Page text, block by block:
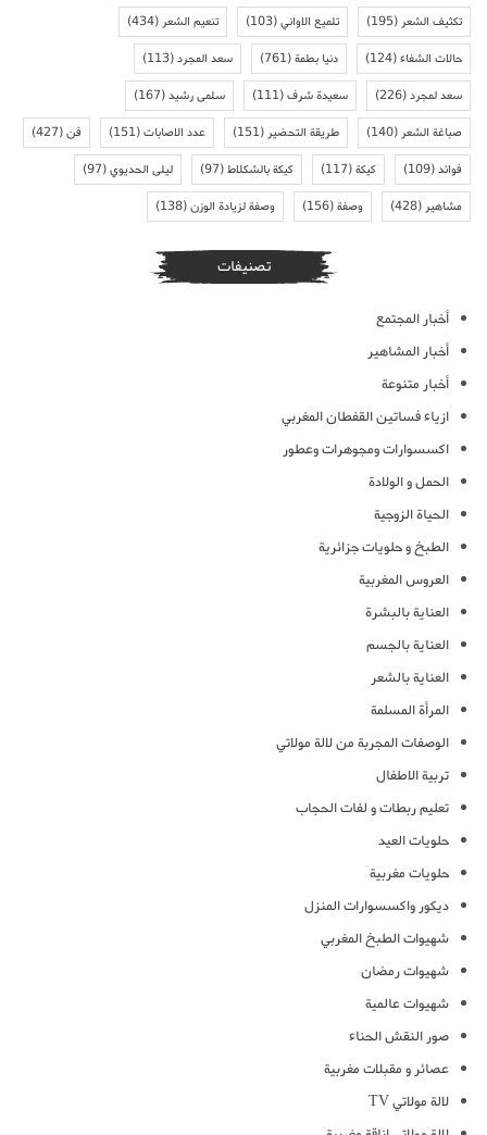
تكثيف الشعر(195) تلميع الاواني(103) تنعيم الشعر(434)
حالات الشفاء(124) دنيا بطمة(761) سعد المجرد(113)
سعد لمجرد(226) سعيدة شرف(111) سلمى رشيد(167)
صباغة الشعر(140) طريقة التحضير(151) عدد الاصابات(151) فن(427)
فوائد(109) كيكة(117) كيكة بالشكلاط(97) ليلى الحديوي(97)
مشاهير(428) وصفة(156) وصفة لزيادة الوزن(138)
تصنيفات
أخبار المجتمع
أخبار المشاهير
أخبار متنوعة
ازياء فساتين القفطان المغربي
اكسسوارات ومجوهرات وعطور
الحمل و الولادة
الحياة الزوجية
الطبخ و حلويات جزائرية
العروس المغربية
العناية بالبشرة
العناية بالجسم
العناية بالشعر
المرأة المسلمة
الوصفات المجربة من لالة مولاتي
تربية الاطفال
تعليم ربطات و لفات الحجاب
حلويات العيد
حلويات مغربية
ديكور واكسسوارات المنزل
شهيوات الطبخ المغربي
شهيوات رمضان
شهيوات عالمية
صور النقش الحناء
عصائر و مقبلات مغربية
لالة مولاتي TV